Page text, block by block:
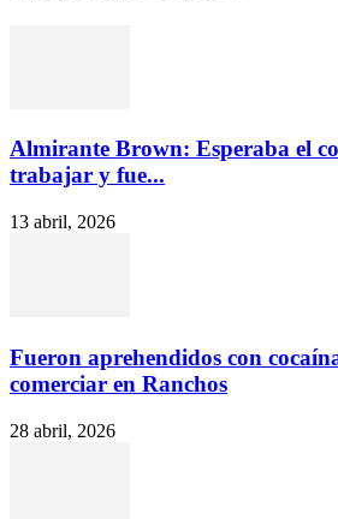
Almirante Brown: Esperaba el
trabajar y fue...
13 abril, 2026
Fueron aprehendidos con
comerciar en Ranchos
28 abril, 2026